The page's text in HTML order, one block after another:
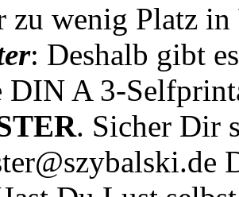
zu wenig Platz in
: Deshalb gibt
DIN A 3-
. Sicher Dir